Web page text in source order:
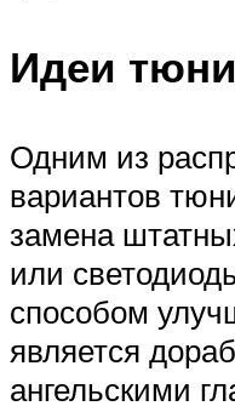
Идеи
Одним из
вариантов
замена
или
способом
является
ангельскими